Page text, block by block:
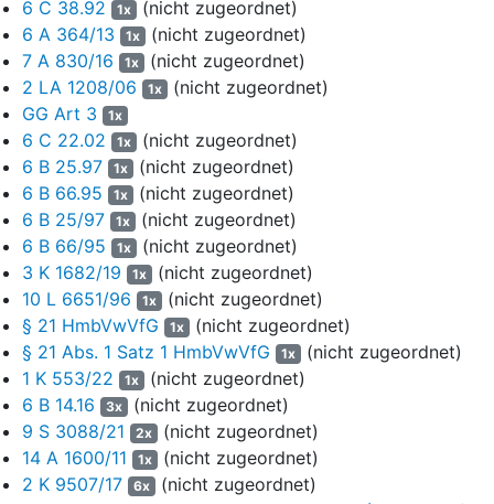
Hamburg und Schleswig-Holstein.“
9
Aufgrund der erfolgten Bewertungen erklärte die Beklagte die
zweite Staatsprüfung mit Bescheid vom 16. März 2020
gemäß § 15 Abs. 2 der Übereinkunft der Länder Freie
Hansestadt Bremen, Freie und Hansestadt Hamburg und
Schleswig-Holstein über ein Gemeinsames Prüfungsamt und
der Prüfungsordnung für die zweite Staatsprüfung für Juristen
vom 4. Mai 1972, in der im Jahr 2005 zuletzt geänderten
Fassung (durch den Staatsvertrag vom 20.4.2005, in Kraft seit
dem 5.5.2005 ; Länderübereinkunft – LÜ) für nicht bestanden.
Der Kläger sei aufgrund der Ergebnisse der Aufsichtsarbeiten
nicht zur mündlichen Prüfung zuzulassen, da er aus den
Aufsichtsarbeiten keine durchschnittliche Punktzahl von
mindestens 3,75 erreicht habe und nicht in mindestens vier
Aufsichtsarbeiten, von denen eine aus dem Bürgerlichen Recht
stammen müsse, mindestens die Punktzahl 4,0 erreicht habe.
10
Hiergegen erhob der Kläger am 23. März 2020
Widerspruch. In der Widerspruchsbegründung wandte er
sich zunächst gegen die Bewertung der Klausuren ZR I, ZR II,
6 C 38.92 1x (nicht zugeordnet)
6 A 364/13
1x (nicht zugeordnet)
7 A 830/16
1x (nicht zugeordnet)
2 LA 1208/06
1x (nicht zugeordnet)
GG Art 3
1x
6 C 22.02 1x (nicht zugeordnet)
6 B 25.97
1x (nicht zugeordnet)
6 B 66.95
1x (nicht zugeordnet)
6 B 25/97
1x (nicht zugeordnet)
6 B 66/95
1x (nicht zugeordnet)
3 K 1682/19
1x (nicht zugeordnet)
10 L 6651/96
1x (nicht zugeordnet)
§ 21 HmbVwVfG
1x (nicht zugeordnet)
§ 21 Abs. 1 Satz 1 HmbVwVfG
1x (nicht zugeordnet)
1 K 553/22
1x (nicht zugeordnet)
6 B 14.16
3x (nicht zugeordnet)
9 S 3088/21
2x (nicht zugeordnet)
14 A 1600/11
1x (nicht zugeordnet)
2 K 9507/17
6x (nicht zugeordnet)